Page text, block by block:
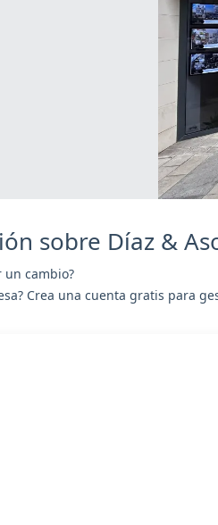
sobre Díaz &
un cambio?
Crea una cuenta gratis para